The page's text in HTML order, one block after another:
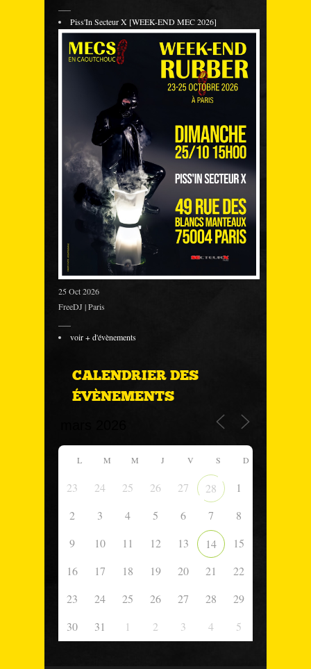
Piss'In Secteur X [WEEK-END MEC 2026]
25 Oct 2026
FreeDJ | Paris
voir + d'évènements
CALENDRIER DES
ÉVÈNEMENTS
L M M J V S D
23 24 25 26 27 28
1
2
3 4 5 6 7
8
9
10 11 12 13 14
15
16
17 18 19 20 21
22
23
24 25 26 27 28
29
30
31 1 2 3 4 5